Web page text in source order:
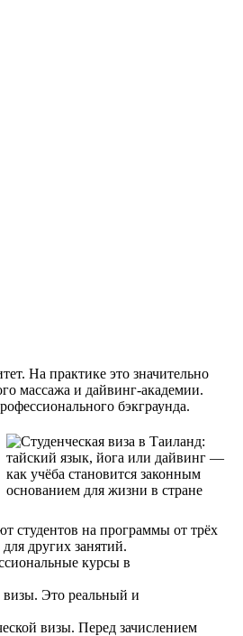
На практике это значительно
массажа и дайвинг-академии.
бэкграунда.
студентов на программы от трёх
других занятий.
курсы в
визы. Это реальный и
визы. Перед зачислением